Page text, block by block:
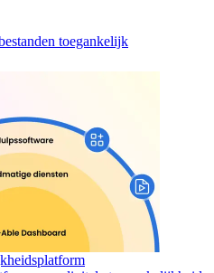
toegankelijk